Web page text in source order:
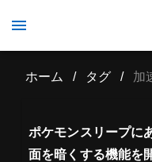
ホーム / タグ / 加
見放題
ポケモンスリープに
面を暗くする機能を